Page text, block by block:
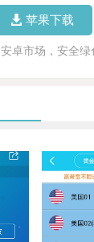
苹果下载
安卓市场，安全绿